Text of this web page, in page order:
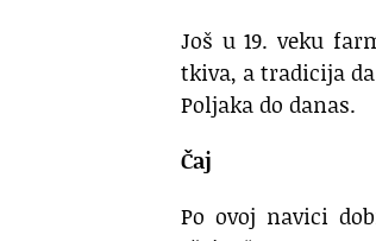
Još u 19. veku
tkiva, a tradicija
Poljaka do danas.
Čaj
Po ovoj navici